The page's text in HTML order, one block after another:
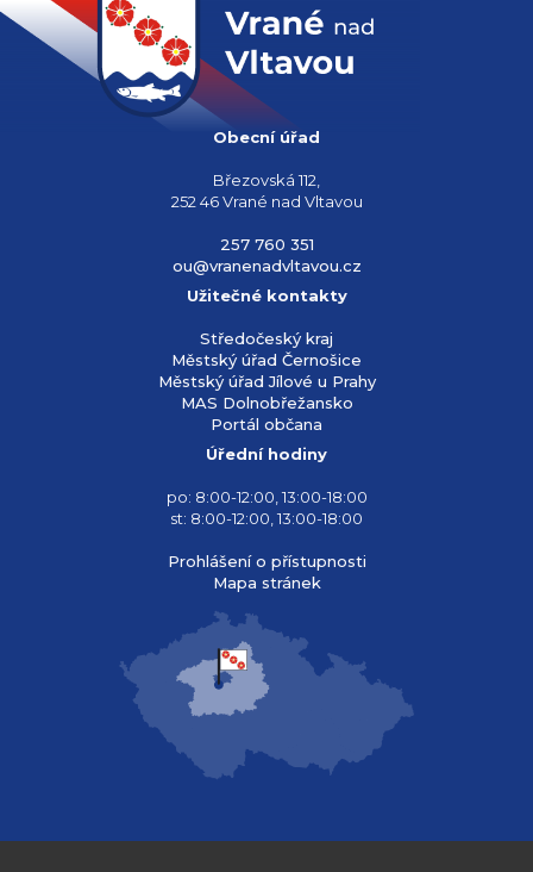
Obecní úřad
Březovská 112,
252 46 Vrané nad Vltavou
257 760 351
ou@vranenadvltavou.cz
Užitečné kontakty
Středočeský kraj
Městský úřad Černošice
Městský úřad Jílové u Prahy
MAS Dolnobřežansko
Portál občana
Úřední hodiny
po: 8:00-12:00, 13:00-18:00
st: 8:00-12:00, 13:00-18:00
Prohlášení o přístupnosti
Mapa stránek